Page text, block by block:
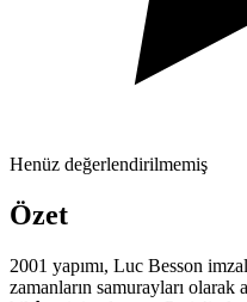
Henüz değerlendirilmemiş
Özet
2001 yapımı, Luc Besson
zamanların samurayları